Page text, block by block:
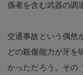
係者を含む武器の調
交通事故という偶然
どの殺傷能力が牙を
かっただろう。その